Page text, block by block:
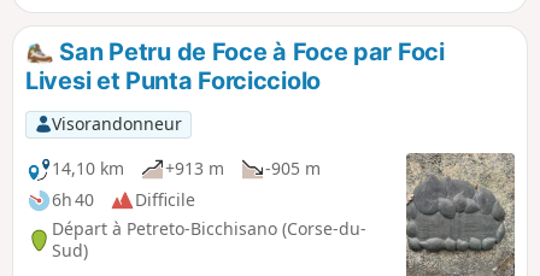
ouvrant la vue tantôt sur la vallée du Taravo, tantôt sur celle
du Rizzanèze. Après le San Petru, un magnifique point de
vue s'offre depuis une table d'orientation. Possibilité de
poursuivre jusqu'à la stèle commémorant l'accident d'avion
de 1981. Le retour et la descente s'effectuent face aux
Aiguilles de Bavella et Incudine.
San Petru de Foce à Foce par Foci
Livesi et Punta Forcicciolo
Visorandonneur
14,10 km
+913 m
-905 m
6h 40
Difficile
Départ à Petreto-Bicchisano (Corse-du-
Sud)